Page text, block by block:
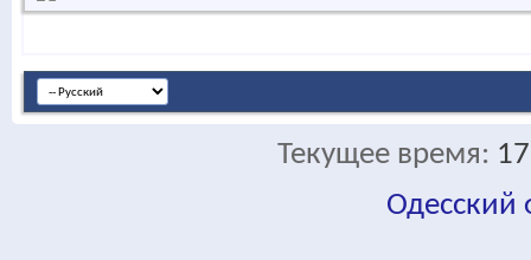
Текущее время:
Одесский